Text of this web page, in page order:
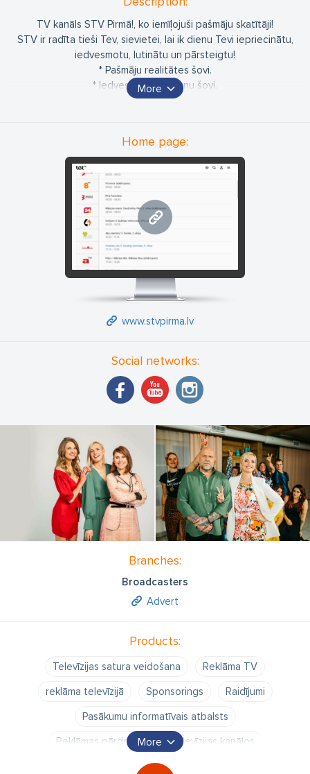
TV kanāls STV Pirmā!, ko iemīļojuši pašmāju skatītāji!
STV ir radīta tieši Tev, sievietei, lai ik dienu Tevi iepriecinātu,
iedvesmotu, lutinātu un pārsteigtu!
* Pašmāju realitātes šovi.
* Iedvesmojošs sarunu šovi.
*Karstasinīgi ukraiņu attiecību šovi.
klientiem. Ja Tev vēl nav STV, pieprasi savam operatoram!
More
Home page:
www.stvpirma.lv
Social networks:
Branches:
Broadcasters
Advert
Products:
Televīzijas satura veidošana
Reklāma TV
reklāma televīzijā
Sponsorings
Raidījumi
Pasākumu informatīvais atbalsts
Reklāmas pārdošana Tet televīzijas kanālos
sarunu šovs
More